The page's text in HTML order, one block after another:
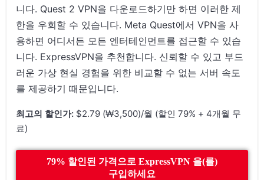
니다. Quest 2 VPN을 다운로드하기만 하면 이러한 제
한을 우회할 수 있습니다. Meta Quest에서 VPN을 사
용하면 어디서든 모든 엔터테인먼트를 접근할 수 있습
니다. ExpressVPN을 추천합니다. 신뢰할 수 있고 부드
러운 가상 현실 경험을 위한 비교할 수 없는 서버 속도
를 제공하기 때문입니다.
최고의 할인가: $2.79 (₩3,500)/월 (할인 79% + 4개월 무
료)
79% 할인된 가격으로 ExpressVPN 을(를)
구입하세요